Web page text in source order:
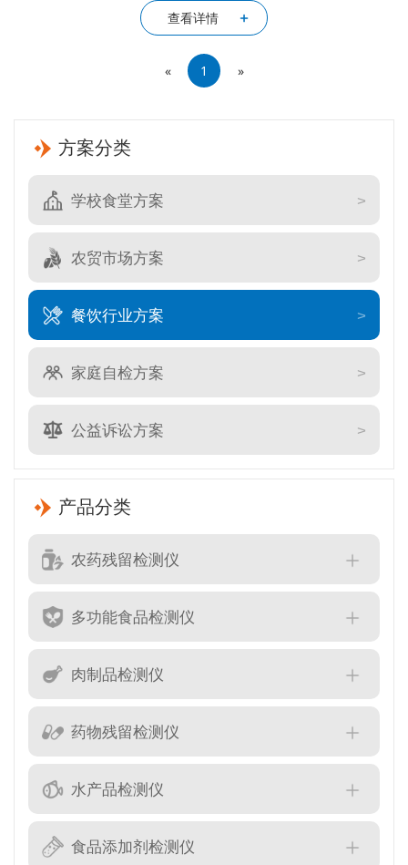
方案分类
学校食堂方案
农贸市场方案
餐饮行业方案
家庭自检方案
公益诉讼方案
产品分类
农药残留检测仪
多功能食品检测仪
肉制品检测仪
药物残留检测仪
水产品检测仪
食品添加剂检测仪
查看详情
« 1 »